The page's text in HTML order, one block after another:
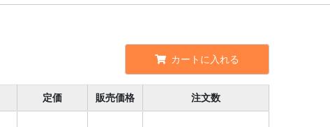
カートに入れる
定価 販売価格 注文数